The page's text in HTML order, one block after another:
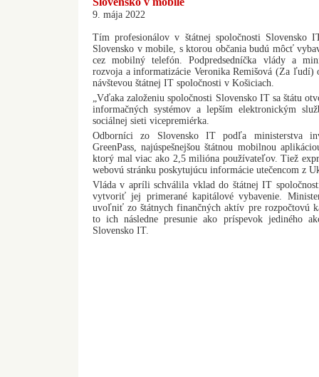
9. mája 2022
Tím profesionálov v štátnej spoločnosti Slovensko
Slovensko v mobile, s ktorou občania budú môcť
cez mobilný telefón. Podpredsedníčka vlády a
rozvoja a informatizácie Veronika Remišová (Za
návštevou štátnej IT spoločnosti v Košiciach.
„Vďaka založeniu spoločnosti Slovensko IT sa štátu
informačných systémov a lepším elektronickým
sociálnej sieti vicepremiérka.
Odborníci zo Slovensko IT podľa ministerstva
GreenPass, najúspešnejšou štátnou mobilnou
ktorý mal viac ako 2,5 milióna používateľov. Tiež
webovú stránku poskytujúcu informácie utečencom z
Vláda v apríli schválila vklad do štátnej IT
vytvoriť jej primerané kapitálové vybavenie.
uvoľniť zo štátnych finančných aktív pre rozpočtovú
to ich následne presunie ako príspevok jediného
Slovensko IT.